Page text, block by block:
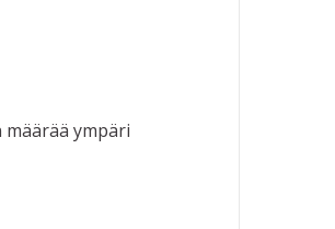
ympäri
Puistot ja luonto